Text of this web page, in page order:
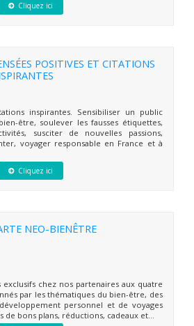
Cliquez ici
POSITIVES ET CITATIONS
inspirantes. Sensibiliser un public
être, soulever les fausses étiquettes,
susciter de nouvelles passions,
voyager responsable en France et à
Cliquez ici
NEO-BIENÊTRE
exclusifs chez nos partenaires aux quatre
par les thématiques du bien-être, des
personnel et de voyages
de bons plans, réductions, cadeaux et...